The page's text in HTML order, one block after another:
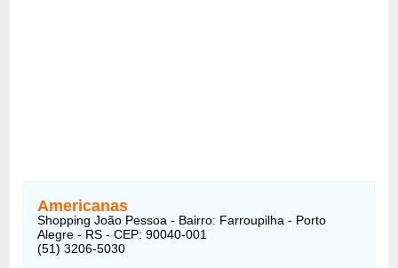
Americanas
Shopping João Pessoa - Bairro: Farroupilha - Porto
Alegre - RS - CEP: 90040-001
(51) 3206-5030